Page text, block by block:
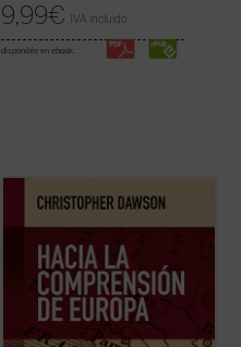
9,99€ IVA incluido
disponible en ebook:
En tiempos de fuertes rechazos y dudas
sobre la validez del proyecto europeo y,
comprensión de Europa
resulta un texto
tan iluminador como cuando se publicó por
(ver ficha)